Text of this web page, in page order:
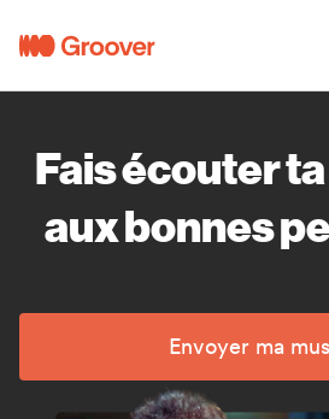
Fais écouter
aux bonnes
Envoyer ma